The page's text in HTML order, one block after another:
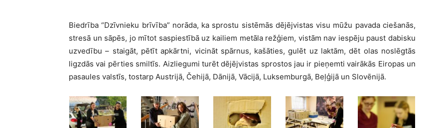
Biedrība “Dzīvnieku brīvība” norāda, ka sprostu sistēmās dējējvistas visu mūžu pavada ciešanās,
stresā un sāpēs, jo mītot saspiestībā uz kailiem metāla režģiem, vistām nav iespēju paust dabisku
uzvedību – staigāt, pētīt apkārtni, vicināt spārnus, kašāties, gulēt uz laktām, dēt olas noslēgtās
ligzdās vai pērties smiltīs. Aizliegumi turēt dējējvistas sprostos jau ir pieņemti vairākās Eiropas un
pasaules valstīs, tostarp Austrijā, Čehijā, Dānijā, Vācijā, Luksemburgā, Beļģijā un Slovēnijā.